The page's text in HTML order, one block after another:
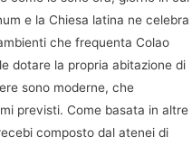
e la Chiesa latina ne celebra
che frequenta Colao
dotare la propria abitazione di
sono moderne, che
previsti. Come basata in altre
composto dal atenei di